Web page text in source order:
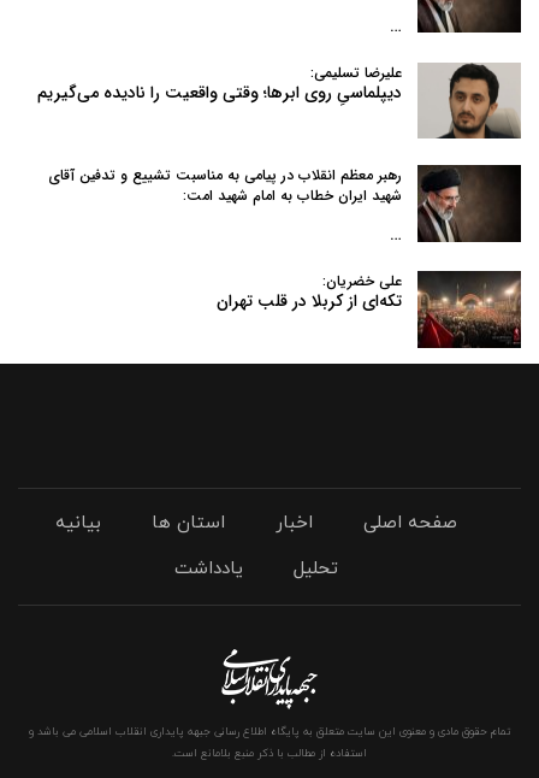
…
علیرضا تسلیمی:
دیپلماسیِ روی ابرها؛ وقتی واقعیت را نادیده می‌گیریم
رهبر معظم انقلاب در پیامی به‌ مناسبت تشییع و تدفین آقای
شهید ایران خطاب به امام شهید امت:
…
علی خضریان:
تکه‌ای از کربلا در قلب تهران
صفحه اصلی اخبار استان ها
بیانیه
تحلیل
یادداشت
تمام حقوق مادی و معنوی این سایت متعلق به پایگاه اطلاع رسانی جبهه پایداری انقلاب اسلامی می باشد و
استفاده از مطالب با ذکر منبع بلامانع است.